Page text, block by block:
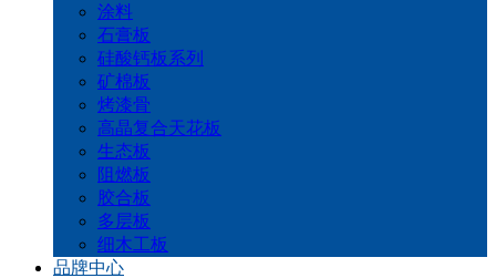
涂料
石膏板
硅酸钙板系列
矿棉板
烤漆骨
高晶复合天花板
生态板
阻燃板
胶合板
多层板
细木工板
品牌中心